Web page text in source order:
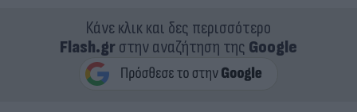
Κάνε κλικ και δες περισσότερο
Flash.grστην αναζήτηση της Google